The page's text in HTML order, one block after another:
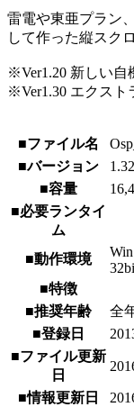
雷電や東亜プラン
して作った縦スク
※Ver1.20 新しい自
※Ver1.30 エクスト
■ファイル名
■バージョン
1.32
■容量
■必要ランタイ
ム
■動作環境
■特徴
■推奨年齢
全
■登録日
■ファイル更新
日
■情報更新日